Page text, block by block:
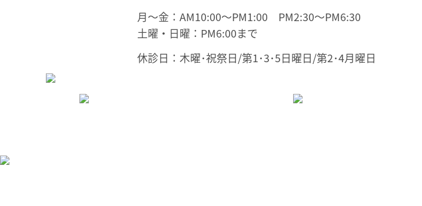
月～金：AM10:00～PM1:00 PM2:30～PM6:30
土曜・日曜：PM6:00まで
休診日：木曜･祝祭日/第1･3･5日曜日/第2･4月曜日